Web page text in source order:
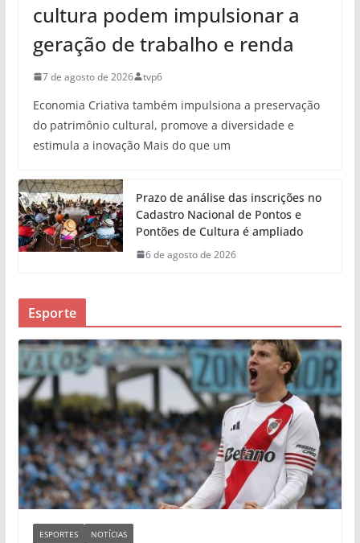
cultura podem impulsionar a
geração de trabalho e renda
7 de agosto de 2026 tvp6
Economia Criativa também impulsiona a preservação
do patrimônio cultural, promove a diversidade e
estimula a inovação Mais do que um
Prazo de análise das inscrições no
Cadastro Nacional de Pontos e
Pontões de Cultura é ampliado
6 de agosto de 2026
Esporte
ESPORTES NOTÍCIAS